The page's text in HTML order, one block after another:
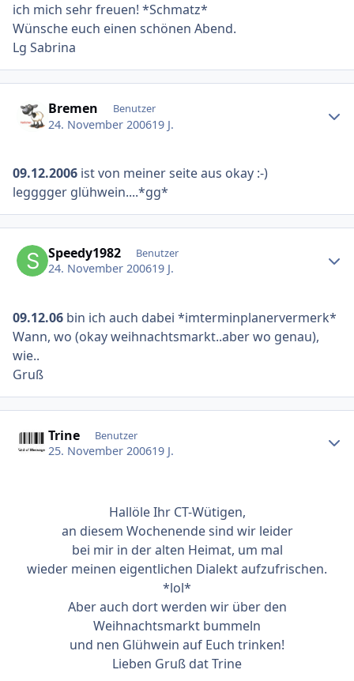
ich mich sehr freuen! *Schmatz*
Wünsche euch einen schönen Abend.
Lg Sabrina
Bremen Benutzer
24. November 200619 J.
09.12.2006 ist von meiner seite aus okay :-)
legggger glühwein....*gg*
Speedy1982 Benutzer
24. November 200619 J.
09.12.06 bin ich auch dabei *imterminplanervermerk*
Wann, wo (okay weihnachtsmarkt..aber wo genau),
wie..
Gruß
Trine Benutzer
25. November 200619 J.
Hallöle Ihr CT-Wütigen,
an diesem Wochenende sind wir leider
bei mir in der alten Heimat, um mal
wieder meinen eigentlichen Dialekt aufzufrischen.
*lol*
Aber auch dort werden wir über den
Weihnachtsmarkt bummeln
und nen Glühwein auf Euch trinken!
Lieben Gruß dat Trine